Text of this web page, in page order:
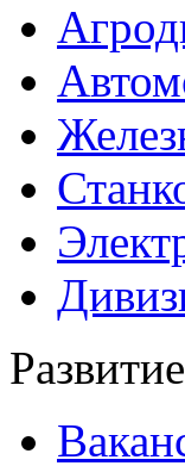
Развитие